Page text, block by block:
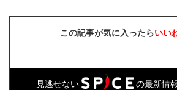
この記事が気に入ったらいい
見逃せない の最新情